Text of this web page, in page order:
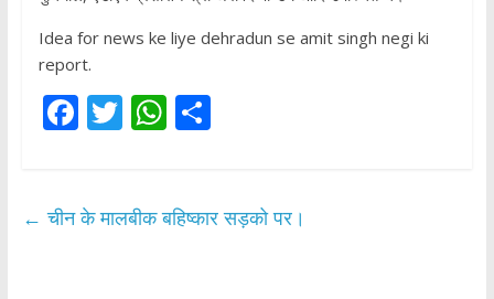
Idea for news ke liye dehradun se amit singh negi ki
report.
F
b
T
er
W
s
S
e
← चीन के मालबीक बहिष्कार सड़को पर।